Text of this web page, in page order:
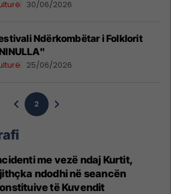
30/06/2026
Ndërkombëtar i Folklorit
25/06/2026
2
me vezë ndaj Kurtit,
ndodhi në seancën
të Kuvendit